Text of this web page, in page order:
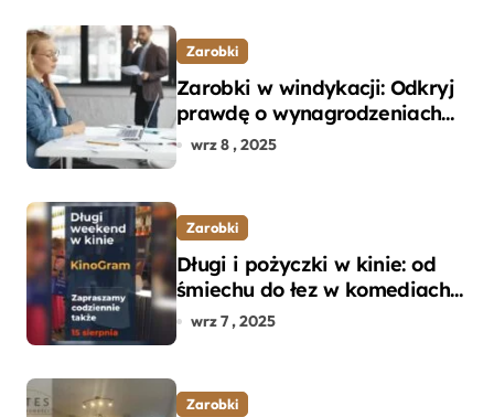
Zarobki
Zarobki w windykacji: Odkryj
prawdę o wynagrodzeniach
specjalistów w branży
wrz 8 , 2025
Zarobki
Długi i pożyczki w kinie: od
śmiechu do łez w komediach i
dramatach
wrz 7 , 2025
Zarobki